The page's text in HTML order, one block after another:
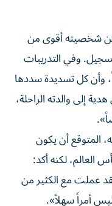
شخصيته أقوى من
وفي التدريبات
وأن كل تسديدة سددها
إلى والدته الراحلة،
المتوقع أن يكون
لكنه أكد:
عملت مع الكثير من
أمراً سهلاً».